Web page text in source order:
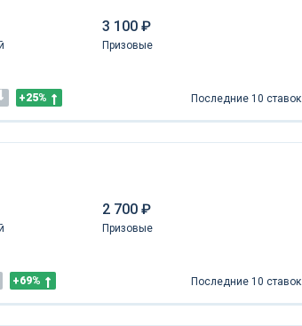
3 100 ₽
Призовые
+25% Последние 10 ставок
2 700 ₽
Призовые
+69% Последние 10 ставок